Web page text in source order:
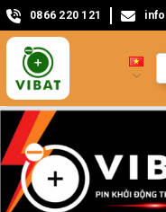
0866 220 121